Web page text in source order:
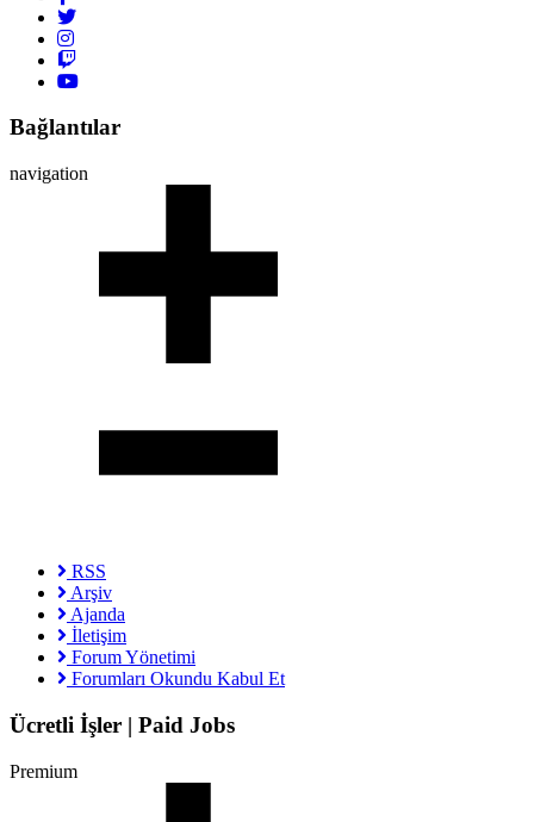
Bağlantılar
navigation
RSS
Arşiv
Ajanda
İletişim
Forum Yönetimi
Forumları Okundu Kabul Et
Ücretli İşler | Paid Jobs
Premium